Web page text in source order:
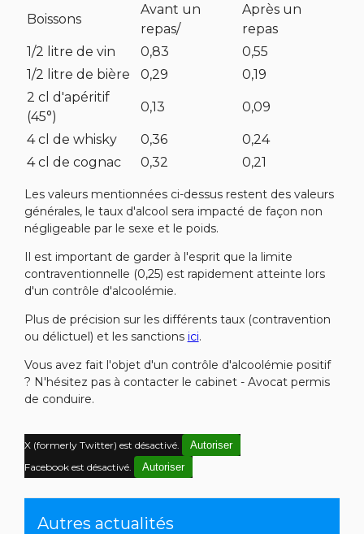
Boissons
Avant un
repas/
Après un
repas
1/2 litre de vin
0,83
0,55
1/2 litre de bière
0,29
0,19
2 cl d'apéritif
(45°)
0,13 0,09
4 cl de whisky 0,36
0,24
4 cl de cognac
0,32 0,21
Les valeurs mentionnées ci-dessus restent des valeurs
générales, le taux d'alcool sera impacté de façon non
négligeable par le sexe et le poids.
Il est important de garder à l'esprit que la limite
contraventionnelle (0,25) est rapidement atteinte lors
d'un contrôle d'alcoolémie.
Plus de précision sur les différents taux (contravention
ou délictuel) et les sanctions ici.
Vous avez fait l'objet d'un contrôle d'alcoolémie positif
? N'hésitez pas à contacter le cabinet - Avocat permis
de conduire.
X (formerly Twitter) est désactivé.
Autoriser
Facebook est désactivé.
Autoriser
Autres actualités